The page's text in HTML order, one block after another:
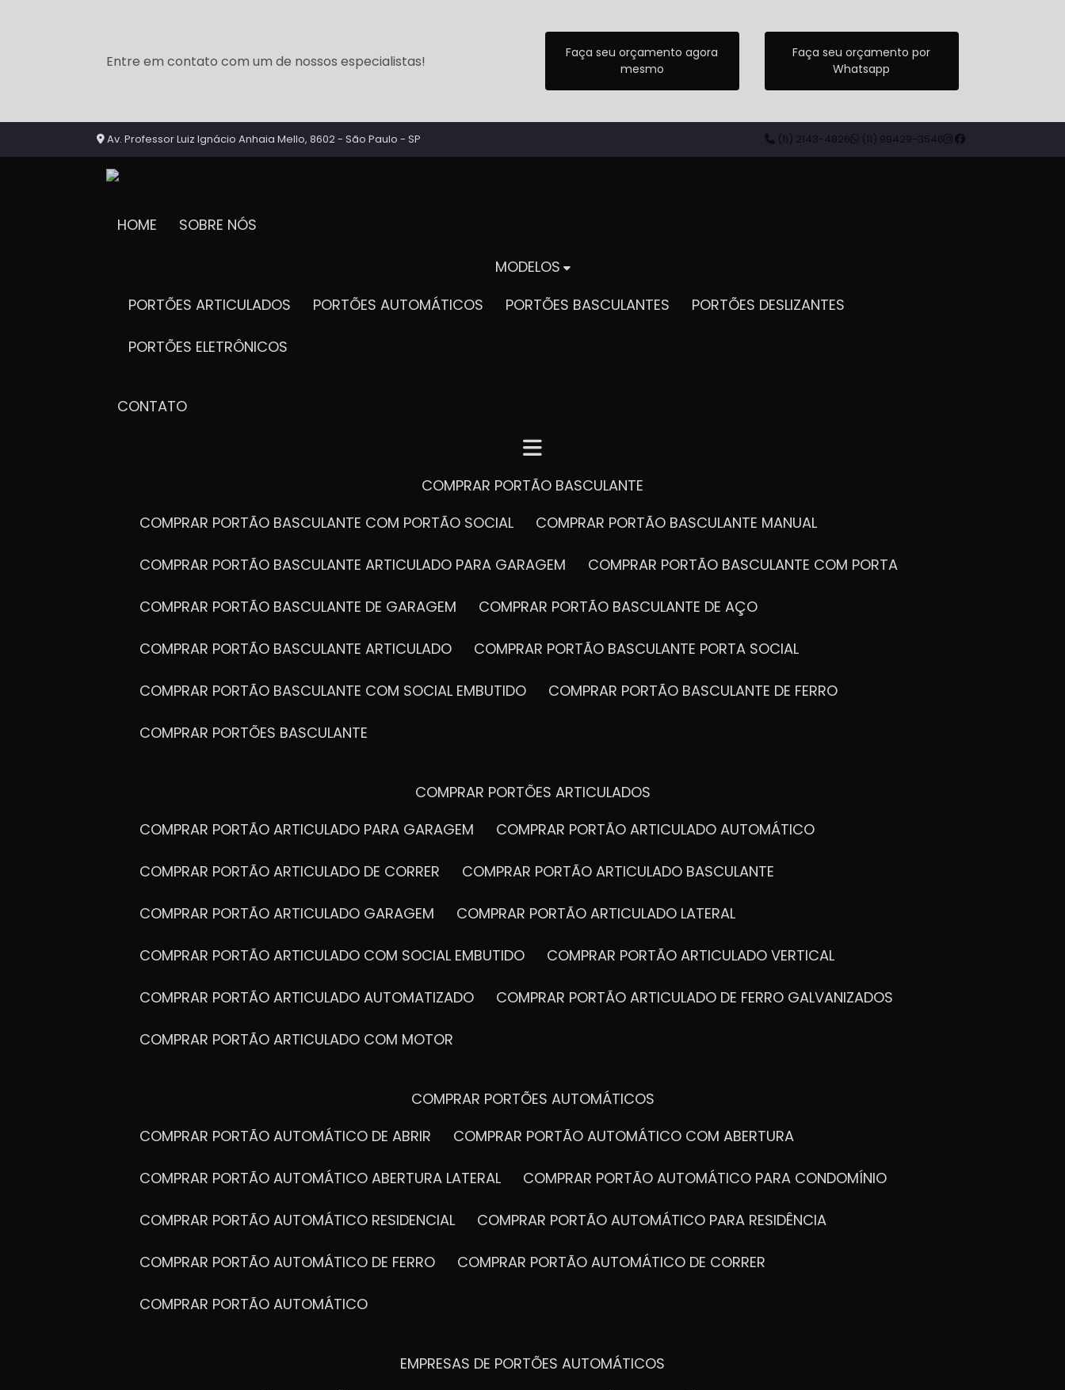
Entre em contato com um de nossos especialistas!
Faça seu orçamento agora
mesmo
Faça seu orçamento por
Whatsapp
Av. Professor Luiz Ignácio Anhaia Mello, 8602 - São Paulo - SP (11) 2143-4826 (11) 99429-3546
HOME SOBRE NÓS
MODELOS
PORTÕES ARTICULADOS
PORTÕES AUTOMÁTICOS PORTÕES BASCULANTES PORTÕES DESLIZANTES
PORTÕES ELETRÔNICOS
CONTATO
COMPRAR PORTÃO BASCULANTE
COMPRAR PORTÃO BASCULANTE COM PORTÃO SOCIAL
COMPRAR PORTÃO BASCULANTE MANUAL
COMPRAR PORTÃO BASCULANTE ARTICULADO PARA GARAGEM COMPRAR PORTÃO BASCULANTE COM PORTA
COMPRAR PORTÃO BASCULANTE DE GARAGEM COMPRAR PORTÃO BASCULANTE DE AÇO
COMPRAR PORTÃO BASCULANTE ARTICULADO COMPRAR PORTÃO BASCULANTE PORTA SOCIAL
COMPRAR PORTÃO BASCULANTE COM SOCIAL EMBUTIDO COMPRAR PORTÃO BASCULANTE DE FERRO
COMPRAR PORTÕES BASCULANTE
COMPRAR PORTÕES ARTICULADOS
COMPRAR PORTÃO ARTICULADO PARA GARAGEM
COMPRAR PORTÃO ARTICULADO AUTOMÁTICO
COMPRAR PORTÃO ARTICULADO DE CORRER COMPRAR PORTÃO ARTICULADO BASCULANTE
COMPRAR PORTÃO ARTICULADO GARAGEM COMPRAR PORTÃO ARTICULADO LATERAL
COMPRAR PORTÃO ARTICULADO COM SOCIAL EMBUTIDO COMPRAR PORTÃO ARTICULADO VERTICAL
COMPRAR PORTÃO ARTICULADO AUTOMATIZADO COMPRAR PORTÃO ARTICULADO DE FERRO GALVANIZADOS
COMPRAR PORTÃO ARTICULADO COM MOTOR
COMPRAR PORTÕES AUTOMÁTICOS
COMPRAR PORTÃO AUTOMÁTICO DE ABRIR
COMPRAR PORTÃO AUTOMÁTICO COM ABERTURA
COMPRAR PORTÃO AUTOMÁTICO ABERTURA LATERAL COMPRAR PORTÃO AUTOMÁTICO PARA CONDOMÍNIO
COMPRAR PORTÃO AUTOMÁTICO RESIDENCIAL COMPRAR PORTÃO AUTOMÁTICO PARA RESIDÊNCIA
COMPRAR PORTÃO AUTOMÁTICO DE FERRO COMPRAR PORTÃO AUTOMÁTICO DE CORRER
COMPRAR PORTÃO AUTOMÁTICO
EMPRESAS DE PORTÕES AUTOMÁTICOS